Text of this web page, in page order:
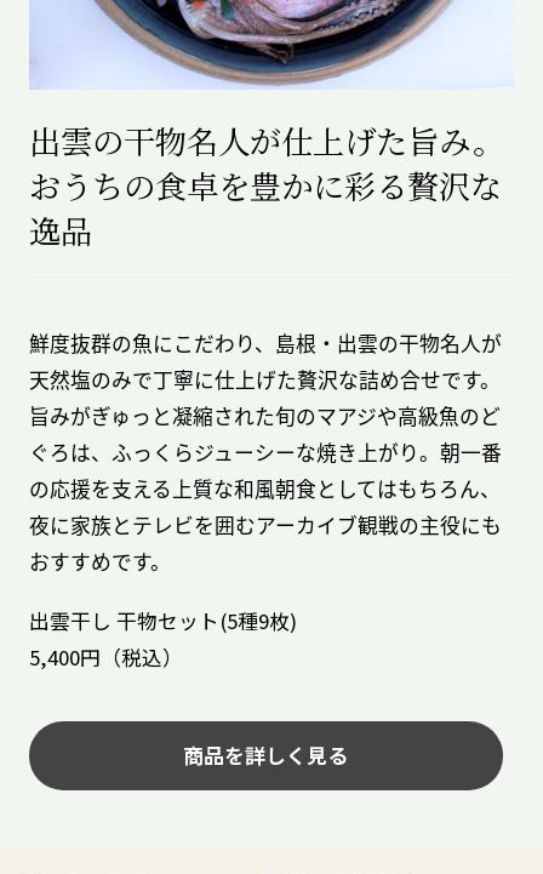
出雲の干物名人が仕上げた旨み。
おうちの食卓を豊かに彩る贅沢な
逸品
鮮度抜群の魚にこだわり、島根・出雲の干物名人が
天然塩のみで丁寧に仕上げた贅沢な詰め合せです。
旨みがぎゅっと凝縮された旬のマアジや高級魚のど
ぐろは、ふっくらジューシーな焼き上がり。朝一番
の応援を支える上質な和風朝食としてはもちろん、
夜に家族とテレビを囲むアーカイブ観戦の主役にも
おすすめです。
出雲干し 干物セット(5種9枚)
5,400円（税込）
商品を詳しく見る